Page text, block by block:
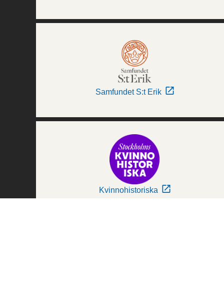
Samfundet S:t Erik
Kvinnohistoriska